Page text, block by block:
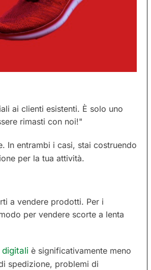
ai clienti esistenti. È solo uno
rimasti con noi!"
In entrambi i casi, stai costruendo
per la tua attività.
a vendere prodotti. Per i
per vendere scorte a lenta
è significativamente meno
spedizione, problemi di